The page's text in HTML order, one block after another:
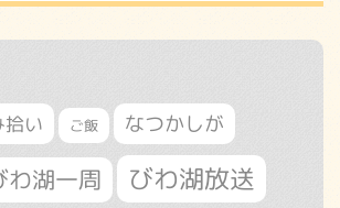
拾い ご飯 なつかしが
わ湖一周 びわ湖放送